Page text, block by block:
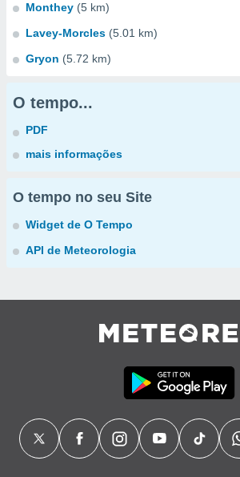
Monthey (5 km)
Lavey-Morcles (5.01 km)
Gryon (5.72 km)
O tempo...
PDF
mais informações
O tempo no seu Site
Widget de O Tempo
API de Meteorologia